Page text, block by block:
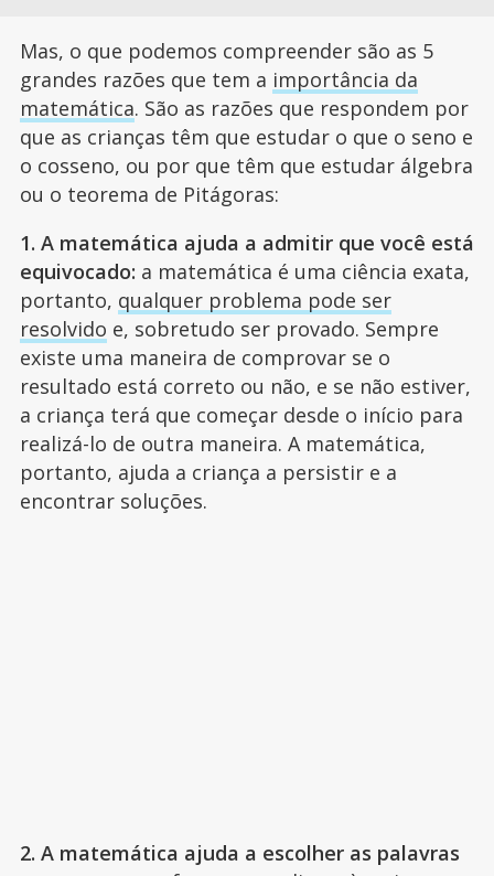
Mas, o que podemos compreender são as 5
grandes razões que tem a importância da
matemática. São as razões que respondem por
que as crianças têm que estudar o que o seno e
o cosseno, ou por que têm que estudar álgebra
ou o teorema de Pitágoras:
1. A matemática ajuda a admitir que você está
equivocado: a matemática é uma ciência exata,
portanto, qualquer problema pode ser
resolvido e, sobretudo ser provado. Sempre
existe uma maneira de comprovar se o
resultado está correto ou não, e se não estiver,
a criança terá que começar desde o início para
realizá-lo de outra maneira. A matemática,
portanto, ajuda a criança a persistir e a
encontrar soluções.
2. A matemática ajuda a escolher as palavras